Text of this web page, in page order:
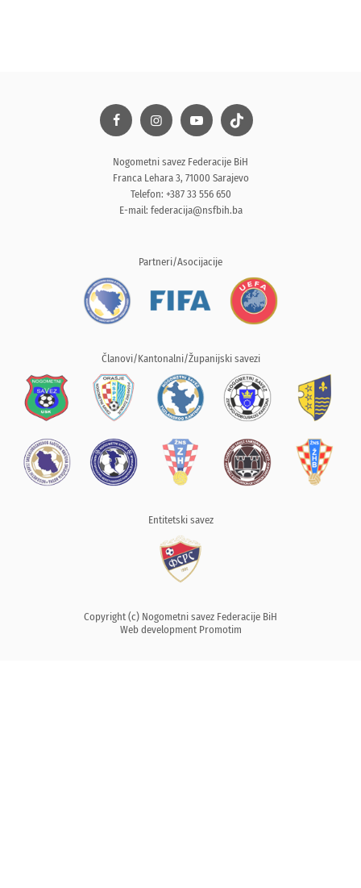
Nogometni savez Federacije BiH
Franca Lehara 3, 71000 Sarajevo
Telefon: +387 33 556 650
E-mail: federacija@nsfbih.ba
Partneri/Asocijacije
Članovi/Kantonalni/Županijski savezi
Entitetski savez
Copyright (c) Nogometni savez Federacije BiH
Web development Promotim